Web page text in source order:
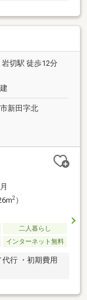
岩切駅 徒歩12分
新田字北
2）
二人暮らし
インターネット無料
行 ・初期費用